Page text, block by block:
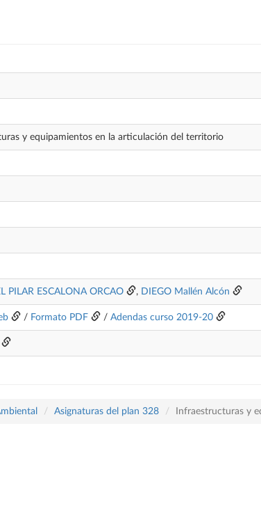
y equipamientos en la articulación del territorio
PILAR ESCALONA ORCAO , DIEGO Mallén Alcón
/ Formato PDF / Adendas curso 2019-20
Asignaturas del plan 328 Infraestructuras y